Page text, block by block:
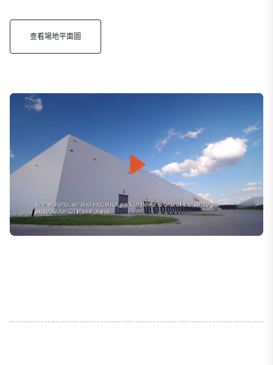
查看場地平面圖
Mute Settings